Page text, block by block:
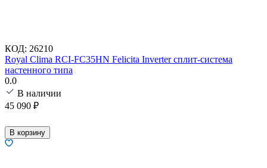
КОД: 26210
Royal Clima RCI-FC35HN Felicita Inverter сплит-система
настенного типа
0.0
В наличии
45 090 ₽
В корзину